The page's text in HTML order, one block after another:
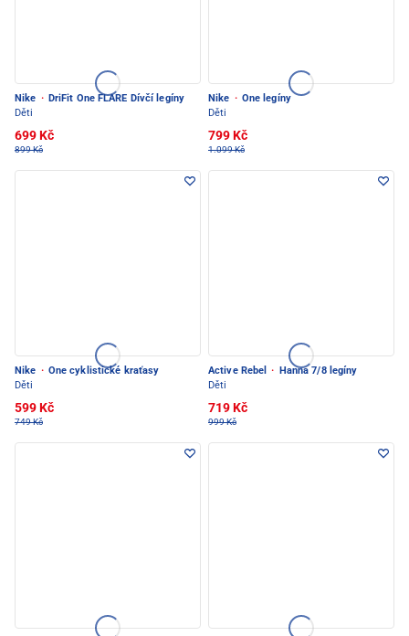
Nike · DriFit One FLARE Dívčí legíny
Děti
699 Kč
899 Kč
Nike · One legíny
Děti
799 Kč
1.099 Kč
Nike · One cyklistické kraťasy
Děti
599 Kč
749 Kč
Active Rebel ·
Hanna 7/8 legíny
Děti
719 Kč
999 Kč